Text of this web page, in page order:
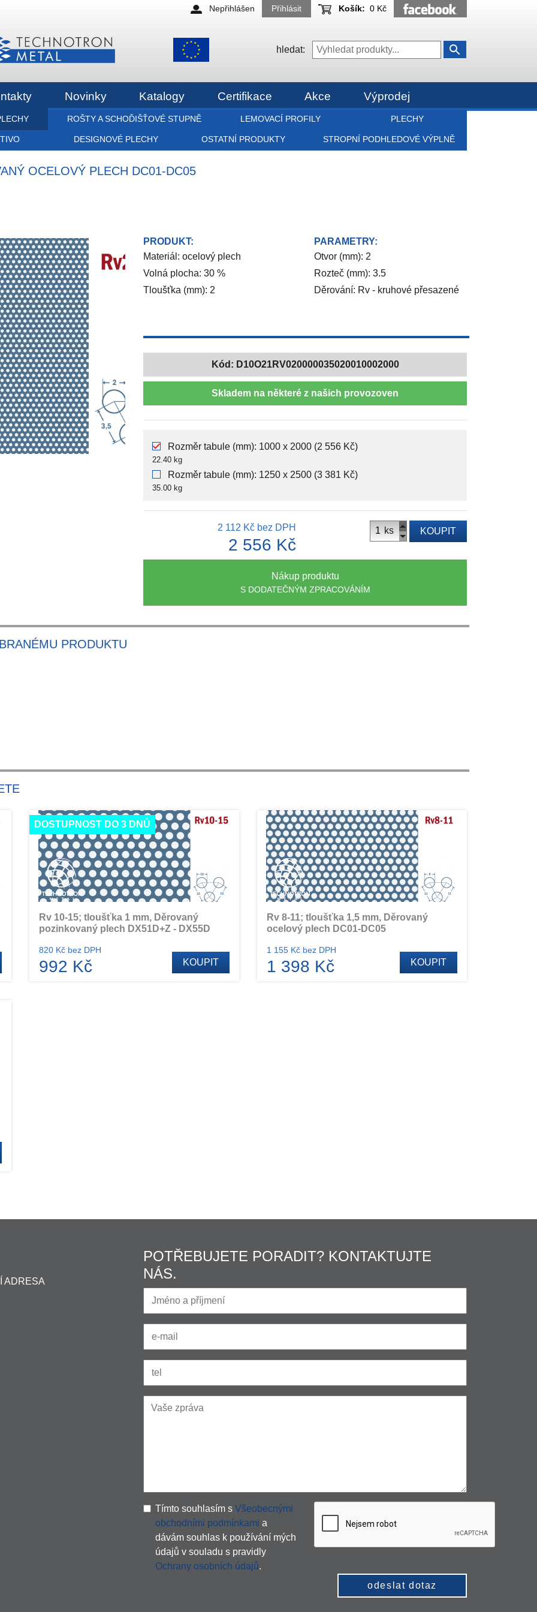
Nepřihlášen Přihlásit Košík: 0 Kč
hledat:
ROŠTY A SCHOĎIŠŤOVÉ STUPNĚ LEMOVACÍ PROFILY PLECHY
DESIGNOVÉ PLECHY OSTATNÍ PRODUKTY STROPNÍ PODHLEDOVÉ VÝPLNĚ
Novinky Katalogy Certifikace Akce Výprodej
OCELOVÝ PLECH DC01-DC05
PRODUKT:
Materiál: ocelový plech
Volná plocha: 30 %
Tloušťka (mm): 2
PARAMETRY:
Otvor (mm): 2
Rozteč (mm): 3.5
Děrování: Rv - kruhové přesazené
Kód: D10O21RV020000035020010002000
Skladem na některé z našich provozoven
Rozměr tabule (mm): 1000 x 2000 (2 556 Kč)
22.40 kg
Rozměr tabule (mm): 1250 x 2500 (3 381 Kč)
35.00 kg
2 112 Kč bez DPH
2 556 Kč
ks KOUPIT
Nákup produktu
S DODATEČNÝM ZPRACOVÁNÍM
PRODUKTU
DOSTUPNOST DO 3 DNŮ
Rv 10-15; tloušťka 1 mm, Děrovaný
pozinkovaný plech DX51D+Z - DX55D
820 Kč bez DPH
992 Kč KOUPIT
Rv 8-11; tloušťka 1,5 mm, Děrovaný
ocelový plech DC01-DC05
1 155 Kč bez DPH
1 398 Kč KOUPIT
ADRESA
POTŘEBUJETE PORADIT? KONTAKTUJTE
NÁS.
Tímto souhlasím s Všeobecnými
obchodními podmínkami a
dávám souhlas k používání mých
údajů v souladu s pravidly
Ochrany osobních údajů.
odeslat dotaz